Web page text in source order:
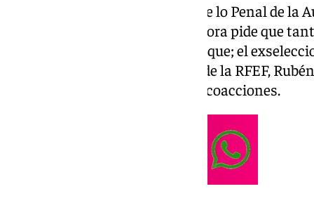
En su escrito dirigido a la Sala de lo Penal de la
representación legal de la jugadora pide que
la Selección española, Albert Luque; el
el exresponsable de Marketing de la RFEF,
año y seis meses de prisión por coacciones.